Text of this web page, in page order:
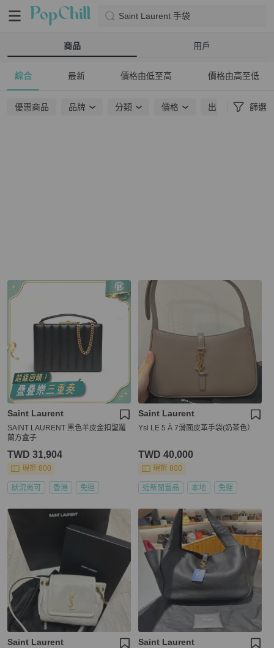
Saint Laurent 手袋
商品 用戶
綜合 最新 價格由低至高 價格由高至低
優惠商品 品牌 分類 價格 出貨地點 篩選
Saint Laurent
SAINT LAURENT 黑色羊皮金扣聖羅
蘭方盒子
TWD 31,904
現折 800
狀況尚可 香港 免運
Saint Laurent
Ysl LE 5 À 7滑面皮革手袋(奶茶色）
TWD 40,000
現折 800
近新閒置品 本地 免運
Saint Laurent Saint Laurent